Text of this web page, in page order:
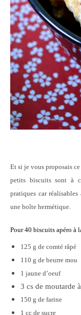
Et si je vous proposais ce
petits biscuits sont à
pratiques car
une boîte hermétique.
Pour 40 biscuits apéro à
125 g de comté râpé
110 g de beurre mou
1 jaune d’oeuf
3 cs de moutarde
150 g de farine
1 cc de sucre